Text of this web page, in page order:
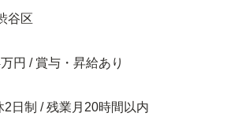
谷区
円 / 賞与・昇給あり
2日制 / 残業月20時間以内